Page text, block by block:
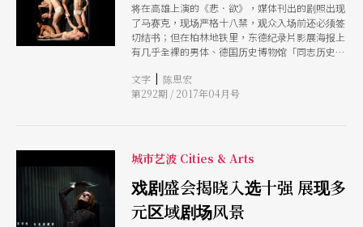
将在高雄上演的《悲．欲》，媒体刊出的剧照出现
了马赛克，现场严格十八禁，观众入场前还必须签
切结书；但在柏林地铁里，东德纪录片影展海报上
有几乎全裸的男体、德国历史博物馆「同志历史
里的裸体更是稀松平常，全裸演出就是艺术呈现的
手段。当代德语剧场向来挑衅，红血喷洒，尖叫嘶
文字 | 陈思宏
第292期 / 2017年04月号
城市艺波 Cities & Arts
戏剧盛会揭晓入选十强 展现多
元区域剧场风景